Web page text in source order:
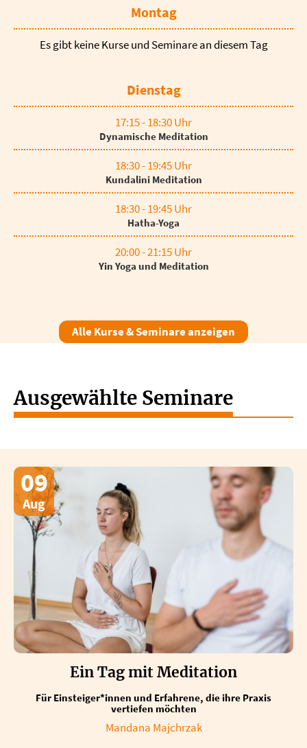
Montag
Es gibt keine Kurse und Seminare an diesem Tag
Dienstag
17:15 - 18:30 Uhr
Dynamische Meditation
18:30 - 19:45 Uhr
Kundalini Meditation
18:30 - 19:45 Uhr
Hatha-Yoga
20:00 - 21:15 Uhr
Yin Yoga und Meditation
Alle Kurse & Seminare anzeigen
Ausgewählte Seminare
09
Aug
Ein Tag mit Meditation
Für Einsteiger*innen und Erfahrene, die ihre Praxis
vertiefen möchten
Mandana Majchrzak